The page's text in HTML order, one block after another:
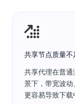
共享节点质量
共享代理在普
景下，带宽波动
更容易导致下载